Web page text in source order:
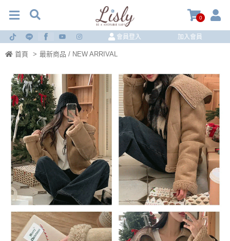
0
會員登入 加入會員
首頁 > 最新商品 / NEW ARRIVAL